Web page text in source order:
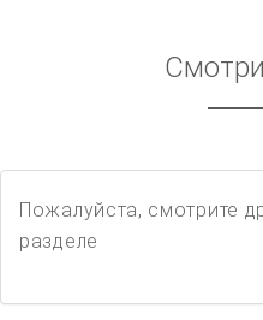
Пожалуйста, смотрите
разделе